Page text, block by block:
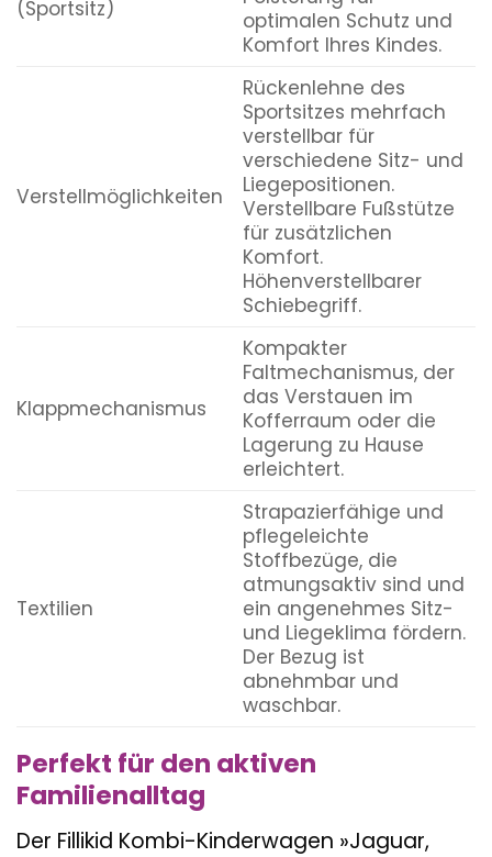
(Sportsitz)
optimalen Schutz und
Komfort Ihres Kindes.
Verstellmöglichkeiten
Rückenlehne des
Sportsitzes mehrfach
verstellbar für
verschiedene Sitz- und
Liegepositionen.
Verstellbare Fußstütze
für zusätzlichen
Komfort.
Höhenverstellbarer
Schiebegriff.
Klappmechanismus
Kompakter
Faltmechanismus, der
das Verstauen im
Kofferraum oder die
Lagerung zu Hause
erleichtert.
Textilien
Strapazierfähige und
pflegeleichte
Stoffbezüge, die
atmungsaktiv sind und
ein angenehmes Sitz-
und Liegeklima fördern.
Der Bezug ist
abnehmbar und
waschbar.
Perfekt für den aktiven
Familienalltag
Der Fillikid Kombi-Kinderwagen »Jaguar,